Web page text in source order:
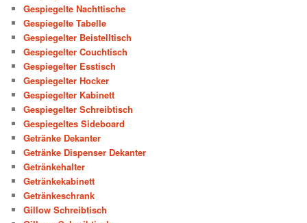
Gespiegelte Nachttische
Gespiegelte Tabelle
Gespiegelter Beistelltisch
Gespiegelter Couchtisch
Gespiegelter Esstisch
Gespiegelter Hocker
Gespiegelter Kabinett
Gespiegelter Schreibtisch
Gespiegeltes Sideboard
Getränke Dekanter
Getränke Dispenser Dekanter
Getränkehalter
Getränkekabinett
Getränkeschrank
Gillow Schreibtisch